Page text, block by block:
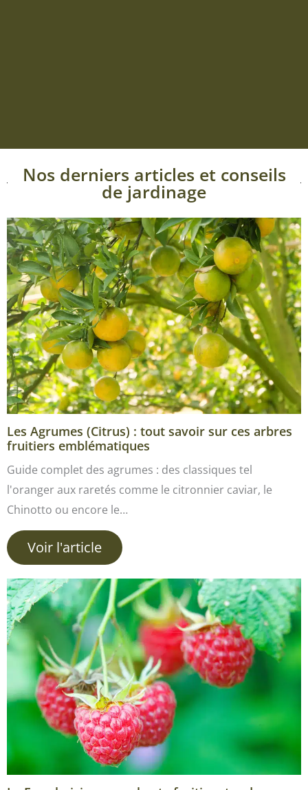
Nos derniers articles et conseils
de jardinage
Les Agrumes (Citrus) : tout savoir sur ces arbres
fruitiers emblématiques
Guide complet des agrumes : des classiques tel
l'oranger aux raretés comme le citronnier caviar, le
Chinotto ou encore le…
Voir l'article